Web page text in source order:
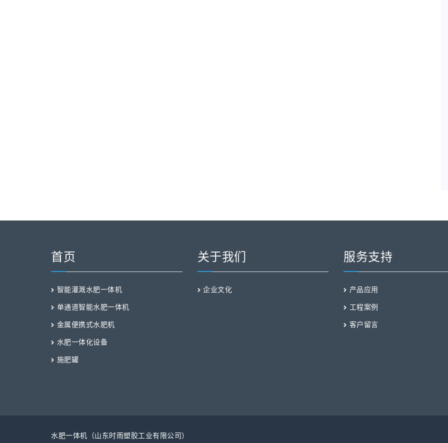
首页
智能灌溉水肥一体机
单通道智能水肥一体机
金属便携式水肥机
水肥一体化设备
施肥罐
关于我们
企业文化
服务支持
产品应用
工程案例
客户留言
水肥一体机（山东时雨塑胶工业有限公司）